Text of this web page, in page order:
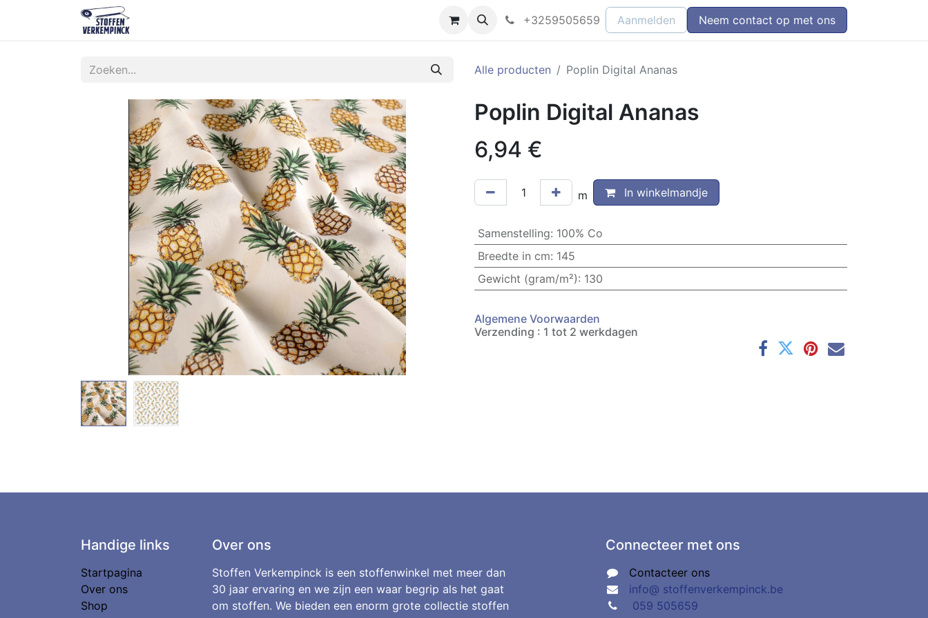
+3259505659 Aanmelden Neem contact op met ons
Alle producten Poplin Digital Ananas
Poplin Digital Ananas
6,94 €
m In winkelmandje
Samenstelling: 100% Co
Breedte in cm: 145
Gewicht (gram/m²): 130
Algemene Voorwaarden
Verzending : 1 tot 2 werkdagen
Handige links
Startpagina
Over ons
Shop
Over ons
Stoffen Verkempinck is een stoffenwinkel met meer dan
30 jaar ervaring en we zijn een waar begrip als het gaat
om stoffen. We bieden een enorm grote collectie stoffen
Connecteer met ons
Contacteer ons
info@ stoffenverkempinck.be
059 505659